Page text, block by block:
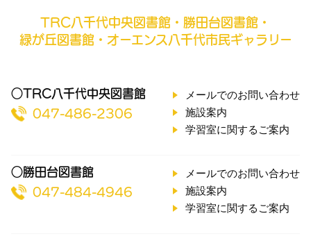
TRC八千代中央図書館・勝田台図書館・
緑が丘図書館・オーエンス八千代市民ギャラリー
○TRC八千代中央図書館
047-486-2306
メールでのお問い合わせ
施設案内
学習室に関するご案内
○勝田台図書館
047-484-4946
メールでのお問い合わせ
施設案内
学習室に関するご案内